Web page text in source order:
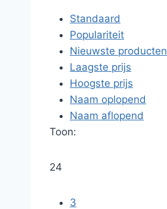
Standaard
Populariteit
Nieuwste producten
Laagste prijs
Hoogste prijs
Naam oplopend
Naam aflopend
Toon:
24
3